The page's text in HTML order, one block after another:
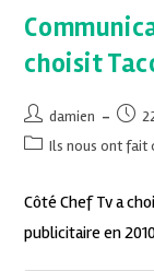
choisit
damien
Ils nous ont fait
Côté Chef Tv a
publicitaire en